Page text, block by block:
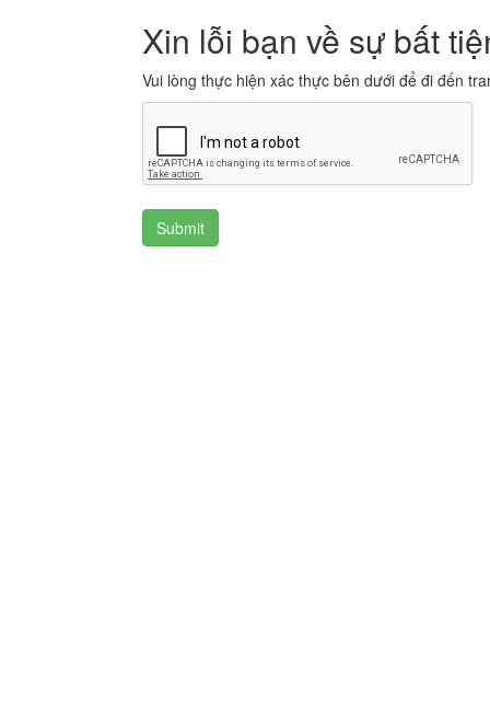
Xin lỗi bạn về sự bất
Vui lòng thực hiện xác thực bên dưới để đi đến